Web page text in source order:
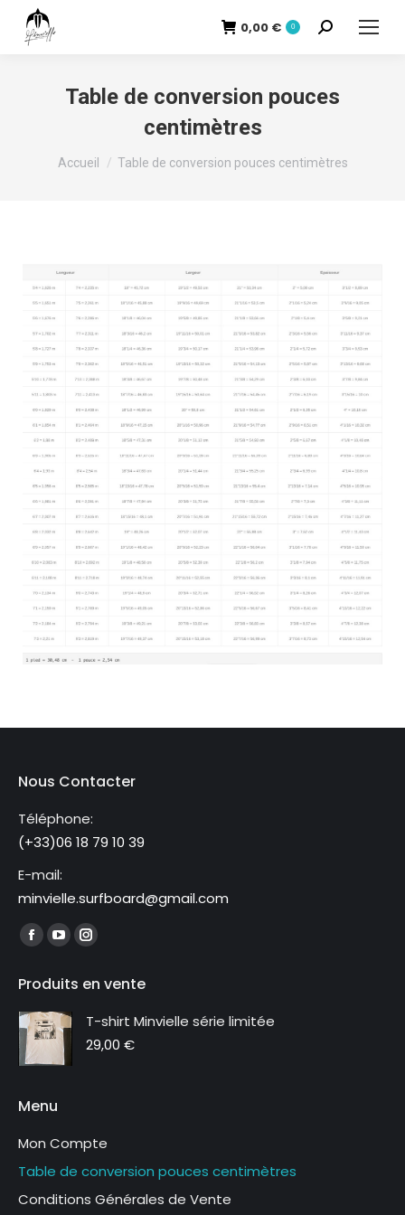
0,00 € 0
Recherche
Table de conversion pouces
centimètres
Accueil Table de conversion pouces centimètres
Nous Contacter
Téléphone:
(+33)06 18 79 10 39
E-mail:
minvielle.surfboard@gmail.com
Trouvez nous sur :
La
Facebook
s'ouvre
dans
une
fenêtre
La
YouTube
s'ouvre
dans
une
La
Instagram
s'ouvre
dans
Produits en vente
T-shirt Minvielle série limitée
29,00 €
Menu
Mon Compte
Table de conversion pouces centimètres
Conditions Générales de Vente